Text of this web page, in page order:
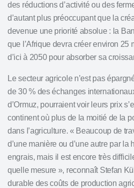
des réductions d’activité ou des
d’autant plus préoccupant que la
devenue une priorité absolue : la
que l’Afrique devra créer environ 25
d’ici à 2050 pour absorber sa
Le secteur agricole n’est pas
de 30 % des échanges
d’Ormuz, pourraient voir leurs prix
continent où plus de la moitié de la
dans l’agriculture. « Beaucoup de
d’une manière ou d’une autre par la
engrais, mais il est encore très
quelle mesure », reconnaît Stefan
durable des coûts de production